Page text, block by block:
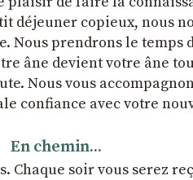
déjeuner copieux, nous
Nous prendrons le
âne devient votre âne
Nous vous
confiance avec votre
En chemin...
soir vous serez